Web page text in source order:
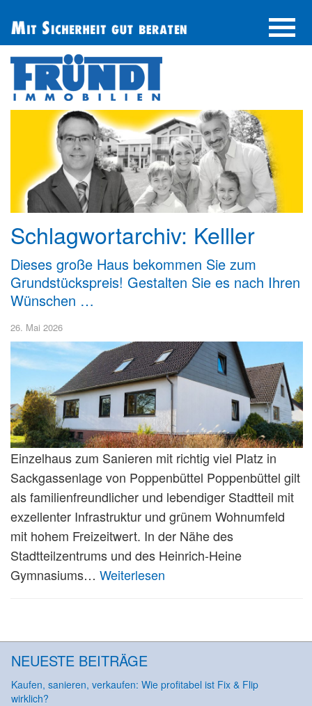
UNTERNEHMEN
IMMOBILIE FINDEN
IMMOBILIE ANBIETEN
BERATUNG
ÜBER UNS
SERVICE
Schlagwortarchiv: Kelller
Dieses große Haus bekommen Sie zum
Grundstückspreis! Gestalten Sie es nach Ihren
Wünschen …
26. Mai 2026
Einzelhaus zum Sanieren mit richtig viel Platz in
Sackgassenlage von Poppenbüttel Poppenbüttel gilt
als familienfreundlicher und lebendiger Stadtteil mit
exzellenter Infrastruktur und grünem Wohnumfeld
mit hohem Freizeitwert. In der Nähe des
Stadtteilzentrums und des Heinrich-Heine
Gymnasiums… Weiterlesen
NEUESTE BEITRÄGE
Kaufen, sanieren, verkaufen: Wie profitabel ist Fix & Flip
wirklich?